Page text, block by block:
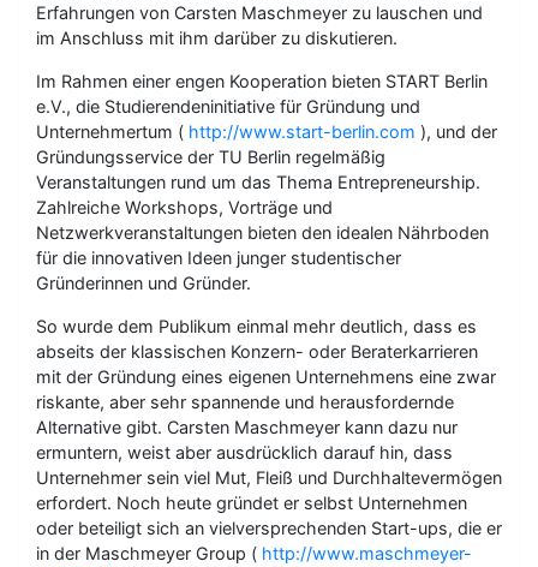
Erfahrungen von Carsten Maschmeyer zu lauschen und
im Anschluss mit ihm darüber zu diskutieren.
Im Rahmen einer engen Kooperation bieten START Berlin
e.V., die Studierendeninitiative für Gründung und
Unternehmertum ( http://www.start-berlin.com ), und der
Gründungsservice der TU Berlin regelmäßig
Veranstaltungen rund um das Thema Entrepreneurship.
Zahlreiche Workshops, Vorträge und
Netzwerkveranstaltungen bieten den idealen Nährboden
für die innovativen Ideen junger studentischer
Gründerinnen und Gründer.
So wurde dem Publikum einmal mehr deutlich, dass es
abseits der klassischen Konzern- oder Beraterkarrieren
mit der Gründung eines eigenen Unternehmens eine zwar
riskante, aber sehr spannende und herausfordernde
Alternative gibt. Carsten Maschmeyer kann dazu nur
ermuntern, weist aber ausdrücklich darauf hin, dass
Unternehmer sein viel Mut, Fleiß und Durchhaltevermögen
erfordert. Noch heute gründet er selbst Unternehmen
oder beteiligt sich an vielversprechenden Start-ups, die er
in der Maschmeyer Group ( http://www.maschmeyer-